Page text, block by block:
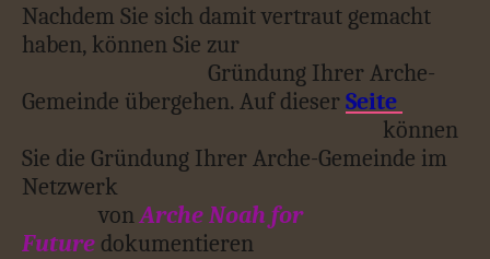
Nachdem Sie sich damit vertraut gemacht
haben, können Sie zur
Gründung Ihrer Arche-
Gemeinde übergehen. Auf dieserSeite
können
Sie die Gründung Ihrer Arche-Gemeinde im
Netzwerk
vonArche Noah for
Future dokumentieren